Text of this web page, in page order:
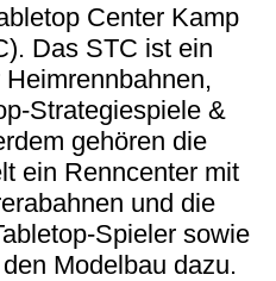
Center Kamp
Das STC ist ein
Strategiespiele &
gehören die
ein Renncenter mit
und die
Spieler sowie
Modelbau dazu.